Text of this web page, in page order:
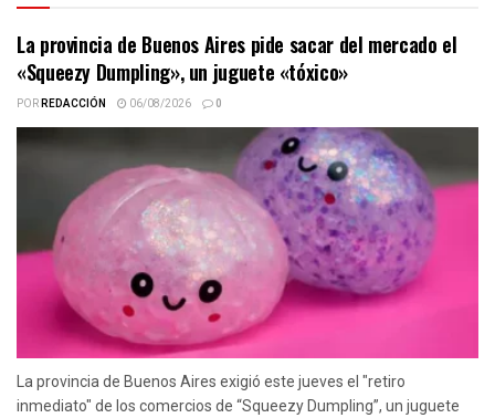
La provincia de Buenos Aires pide sacar del mercado el
«Squeezy Dumpling», un juguete «tóxico»
PORREDACCIÓN 06/08/2026 0
La provincia de Buenos Aires exigió este jueves el "retiro
inmediato" de los comercios de “Squeezy Dumpling”, un juguete